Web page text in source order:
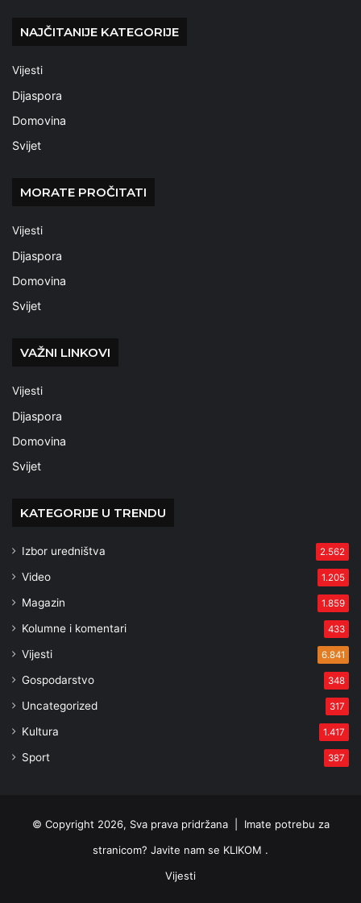
NAJČITANIJE KATEGORIJE
Vijesti
Dijaspora
Domovina
Svijet
MORATE PROČITATI
Vijesti
Dijaspora
Domovina
Svijet
VAŽNI LINKOVI
Vijesti
Dijaspora
Domovina
Svijet
KATEGORIJE U TRENDU
Izbor uredništva 2.562
Video 1.205
Magazin 1.859
Kolumne i komentari 433
Vijesti 6.841
Gospodarstvo 348
Uncategorized 317
Kultura 1.417
Sport 387
© Copyright 2026, Sva prava pridržana | Imate potrebu za
stranicom? Javite nam se KLIKOM .
Vijesti